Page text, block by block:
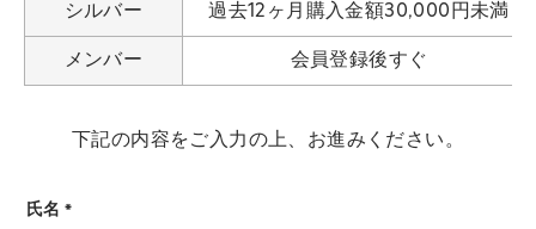
シルバー 過去12ヶ月購入金額30,000円未満
メンバー 会員登録後すぐ
下記の内容をご入力の上、お進みください。
氏名